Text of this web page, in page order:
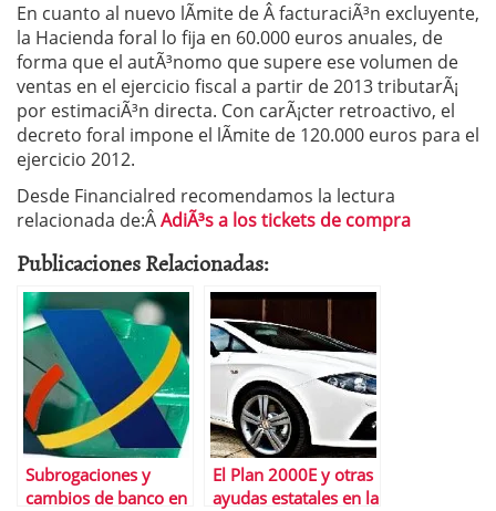
En cuanto al nuevo lÃ­mite de Â facturaciÃ³n excluyente,
la Hacienda foral lo fija en 60.000 euros anuales, de
forma que el autÃ³nomo que supere ese volumen de
ventas en el ejercicio fiscal a partir de 2013 tributarÃ¡
por estimaciÃ³n directa. Con carÃ¡cter retroactivo, el
decreto foral impone el lÃ­mite de 120.000 euros para el
ejercicio 2012.
Desde Financialred recomendamos la lectura
relacionada de:ÂAdiÃ³s a los tickets de compra
Publicaciones Relacionadas:
Subrogaciones y
cambios de banco en
El Plan 2000E y otras
ayudas estatales en la